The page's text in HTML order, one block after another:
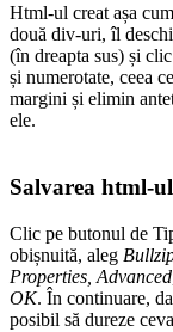
Html-ul creat așa
două div-uri, îl
(în dreapta sus) și
și numerotate, ceea
margini și elimin
ele.
Salvarea html-
Clic pe butonul de
obișnuită, aleg
Properties, Advanced
OK. În continuare,
posibil să dureze